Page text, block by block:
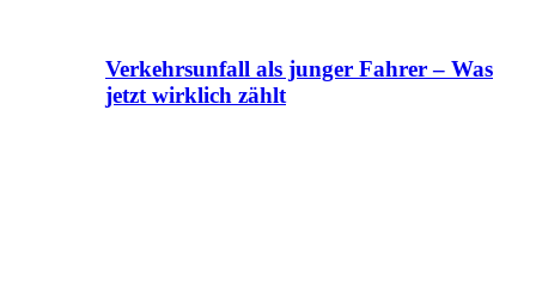
Verkehrsunfall als junger Fahrer – Was
jetzt wirklich zählt